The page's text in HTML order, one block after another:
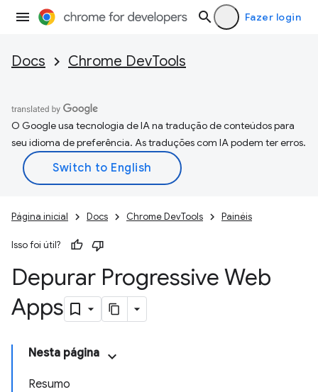
Fazer login
Docs Chrome DevTools
O Google usa tecnologia de IA na tradução de conteúdos para
seu idioma de preferência. As traduções com IA podem ter erros.
Página inicial Docs Chrome DevTools Painéis
Isso foi útil?
Depurar Progressive Web
Apps
Nesta página
Resumo